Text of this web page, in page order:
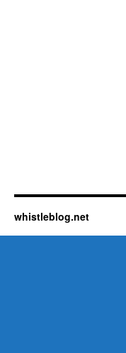
whistleblog.net